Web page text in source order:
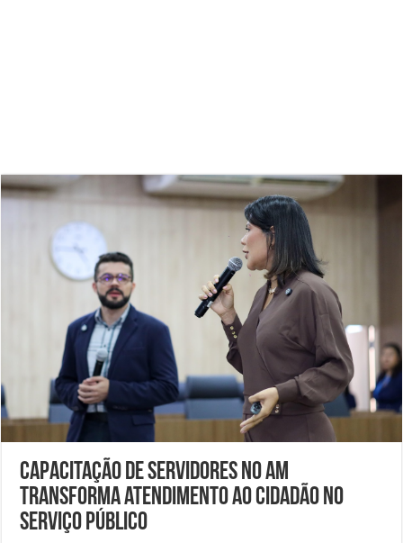
Capacitação de servidores no AM
transforma atendimento ao cidadão no
serviço público